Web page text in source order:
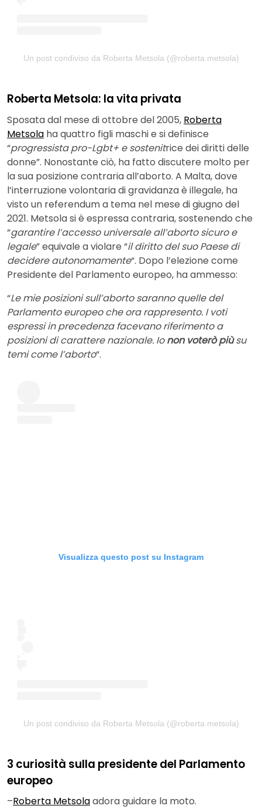
Un post condiviso da Roberta Metsola (@roberta.metsola)
Roberta Metsola: la vita privata
Sposata dal mese di ottobre del 2005, Roberta
Metsola ha quattro figli maschi e si definisce
“progressista pro-Lgbt+ e sostenitrice dei diritti delle
donne”. Nonostante ciò, ha fatto discutere molto per
la sua posizione contraria all’aborto. A Malta, dove
l’interruzione volontaria di gravidanza è illegale, ha
visto un referendum a tema nel mese di giugno del
2021. Metsola si è espressa contraria, sostenendo che
“garantire l’accesso universale all’aborto sicuro e
legale” equivale a violare “il diritto del suo Paese di
decidere autonomamente“. Dopo l’elezione come
Presidente del Parlamento europeo, ha ammesso:
“Le mie posizioni sull’aborto saranno quelle del
Parlamento europeo che ora rappresento. I voti
espressi in precedenza facevano riferimento a
posizioni di carattere nazionale. Ionon voterò piùsu
temi come l’aborto“.
Visualizza questo post su Instagram
Un post condiviso da Roberta Metsola (@roberta.metsola)
3 curiosità sulla presidente del Parlamento
europeo
–Roberta Metsolaadora guidare la moto.